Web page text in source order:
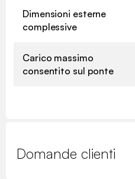
Dimensioni esterne
complessive
Carico massimo
consentito sul ponte
Domande clienti